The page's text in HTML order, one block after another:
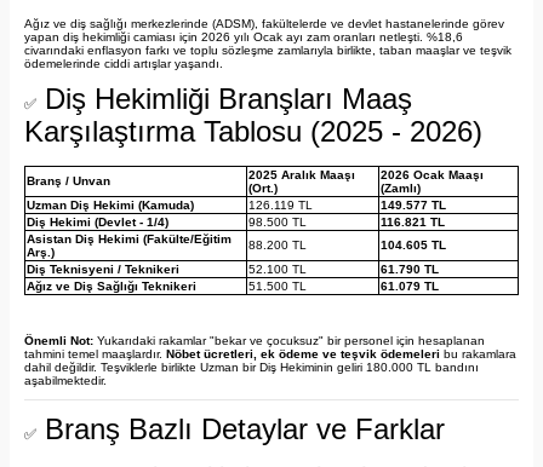
Ağız ve diş sağlığı merkezlerinde (ADSM), fakültelerde ve devlet hastanelerinde görev
yapan diş hekimliği camiası için 2026 yılı Ocak ayı zam oranları netleşti. %18,6
civarındaki enflasyon farkı ve toplu sözleşme zamlarıyla birlikte, taban maaşlar ve teşvik
ödemelerinde ciddi artışlar yaşandı.
✅
Diş Hekimliği Branşları Maaş
Karşılaştırma Tablosu (2025 - 2026)
Branş / Unvan
2025 Aralık Maaşı
(Ort.)
2026 Ocak Maaşı
(Zamlı)
Uzman Diş Hekimi (Kamuda)
126.119 TL
149.577 TL
Diş Hekimi (Devlet - 1/4)
98.500 TL
116.821 TL
Asistan Diş Hekimi (Fakülte/Eğitim
Arş.)
88.200 TL
104.605 TL
Diş Teknisyeni / Teknikeri
52.100 TL
61.790 TL
Ağız ve Diş Sağlığı Teknikeri
51.500 TL 61.079 TL
Önemli Not: Yukarıdaki rakamlar "bekar ve çocuksuz" bir personel için hesaplanan
tahmini temel maaşlardır. Nöbet ücretleri, ek ödeme ve teşvik ödemeleri bu rakamlara
dahil değildir. Teşviklerle birlikte Uzman bir Diş Hekiminin geliri 180.000 TL bandını
aşabilmektedir.
✅ Branş Bazlı Detaylar ve Farklar